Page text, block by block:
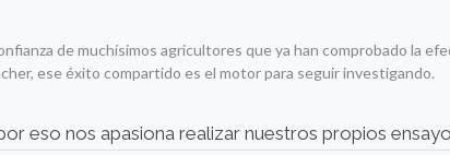
de muchísimos agricultores que ya han comprobado la
ese éxito compartido es el motor para seguir investigando.
eso nos apasiona realizar nuestros propios